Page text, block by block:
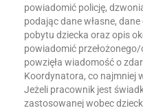
powiadomić policję,
podając dane własne,
pobytu dziecka oraz opis
powiadomić
powzięła wiadomość o
Koordynatora, co najmniej
Jeżeli pracownik jest
zastosowanej wobec